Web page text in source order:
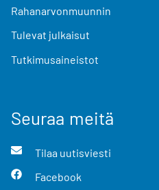
Rahanarvonmuunnin
Tulevat julkaisut
Tutkimusaineistot
Seuraa meitä
Tilaa uutisviesti
Facebook